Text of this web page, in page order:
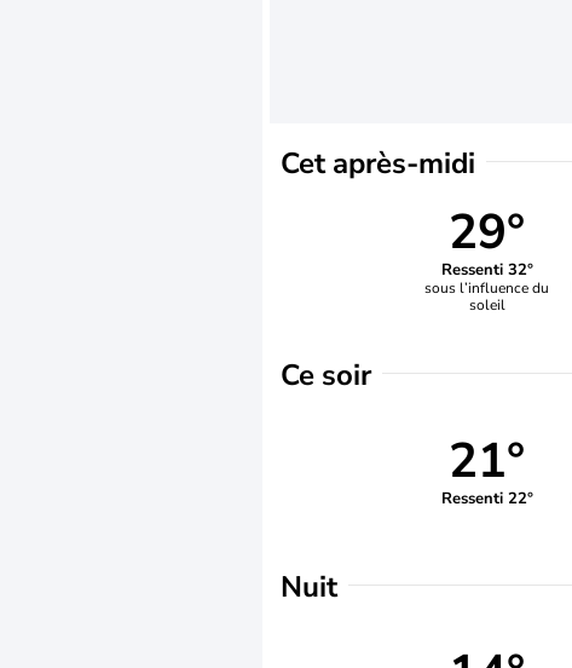
Cet après-midi
29°
Ressenti 32°
sous l’influence du
soleil
Ce soir
21°
Ressenti 22°
Nuit